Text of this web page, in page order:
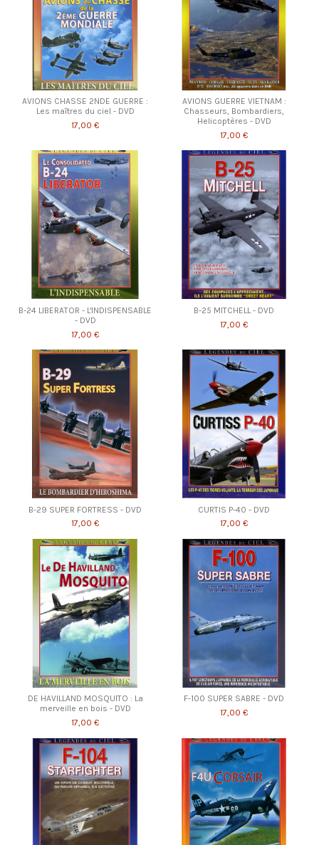
AVIONS CHASSE 2NDE GUERRE :
Les maîtres du ciel - DVD
17,00 €
AVIONS GUERRE VIETNAM :
Chasseurs, Bombardiers,
Helicoptères - DVD
17,00 €
B-24 LIBERATOR - L'INDISPENSABLE
- DVD
17,00 €
B-25 MITCHELL - DVD
17,00 €
B-29 SUPER FORTRESS - DVD
17,00 €
CURTIS P-40 - DVD
17,00 €
DE HAVILLAND MOSQUITO : La
merveille en bois - DVD
17,00 €
F-100 SUPER SABRE - DVD
17,00 €